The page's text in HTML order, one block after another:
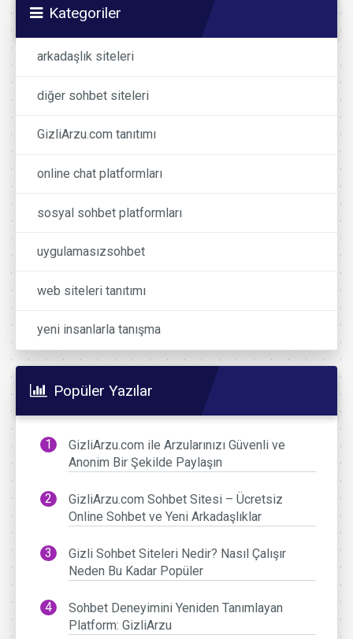
Kategoriler
arkadaşlık siteleri
diğer sohbet siteleri
GizliArzu.com tanıtımı
online chat platformları
sosyal sohbet platformları
uygulamasızsohbet
web siteleri tanıtımı
yeni insanlarla tanışma
Popüler Yazılar
GizliArzu.com ile Arzularınızı Güvenli ve
Anonim Bir Şekilde Paylaşın
GizliArzu.com Sohbet Sitesi – Ücretsiz
Online Sohbet ve Yeni Arkadaşlıklar
Gizli Sohbet Siteleri Nedir? Nasıl Çalışır
Neden Bu Kadar Popüler
Sohbet Deneyimini Yeniden Tanımlayan
Platform: GizliArzu